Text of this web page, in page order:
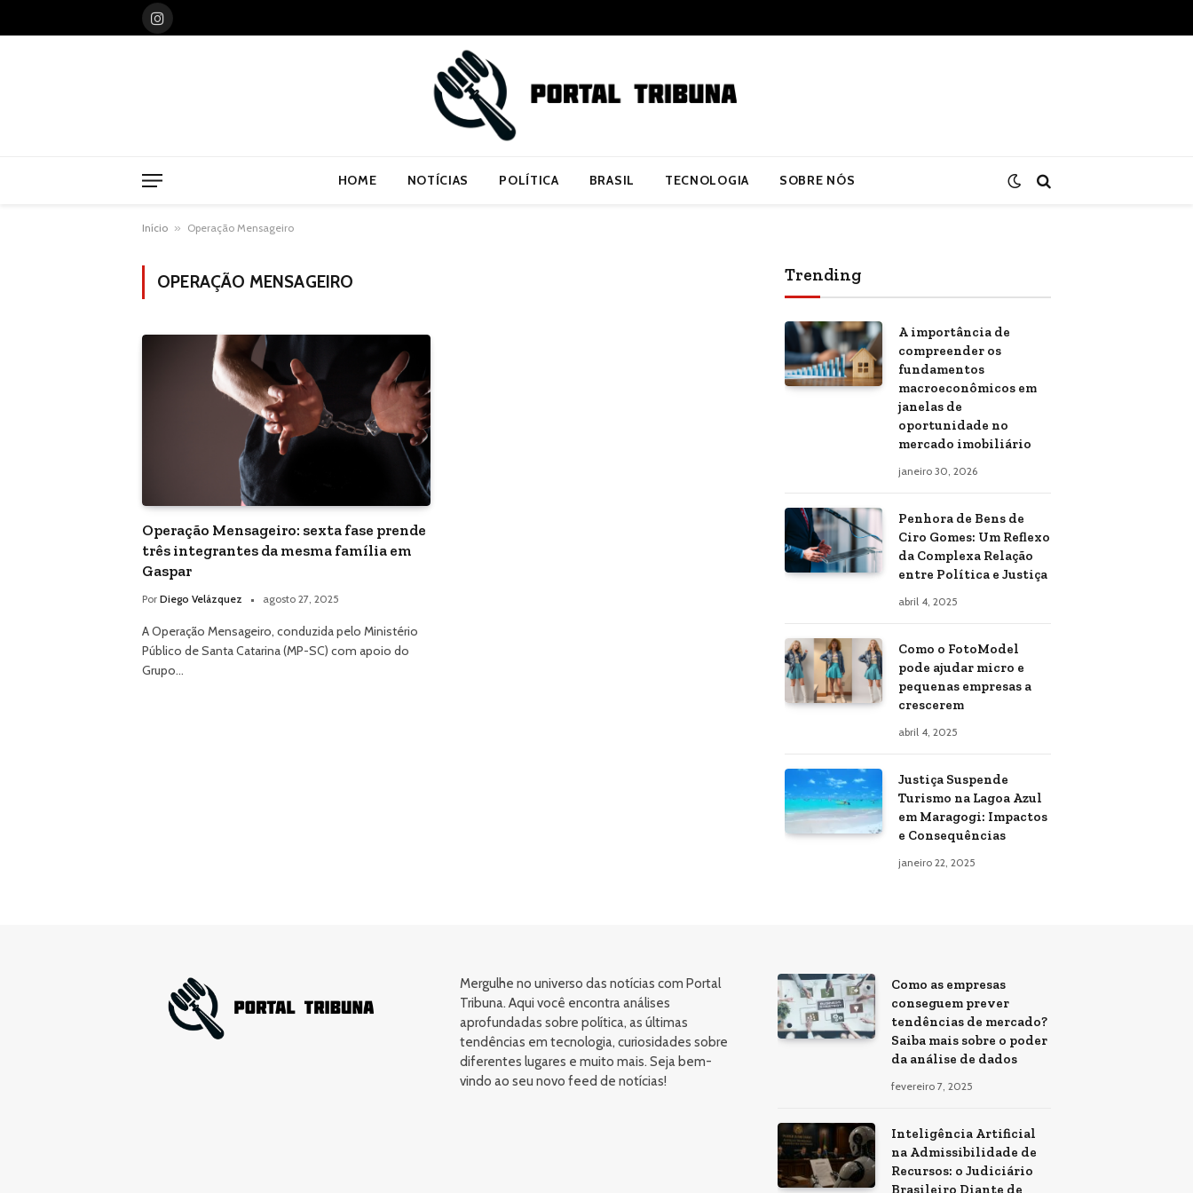
Instagram
HOME NOTÍCIAS POLÍTICA BRASIL TECNOLOGIA SOBRE NÓS
Início » Operação Mensageiro
OPERAÇÃO MENSAGEIRO
Operação Mensageiro: sexta fase prende
três integrantes da mesma família em
Gaspar
Por Diego Velázquez agosto 27, 2025
A Operação Mensageiro, conduzida pelo Ministério
Público de Santa Catarina (MP-SC) com apoio do
Grupo…
Trending
A importância de
compreender os
fundamentos
macroeconômicos em
janelas de
oportunidade no
mercado imobiliário
janeiro 30, 2026
Penhora de Bens de
Ciro Gomes: Um Reflexo
da Complexa Relação
entre Política e Justiça
abril 4, 2025
Como o FotoModel
pode ajudar micro e
pequenas empresas a
crescerem
abril 4, 2025
Justiça Suspende
Turismo na Lagoa Azul
em Maragogi: Impactos
e Consequências
janeiro 22, 2025
Mergulhe no universo das notícias com Portal
Tribuna. Aqui você encontra análises
aprofundadas sobre política, as últimas
tendências em tecnologia, curiosidades sobre
diferentes lugares e muito mais. Seja bem-
vindo ao seu novo feed de notícias!
Como as empresas
conseguem prever
tendências de mercado?
Saiba mais sobre o poder
da análise de dados
fevereiro 7, 2025
Inteligência Artificial
na Admissibilidade de
Recursos: o Judiciário
Brasileiro Diante de